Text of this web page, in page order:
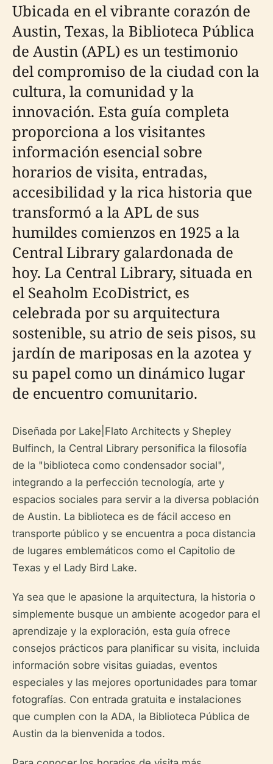
Ubicada en el vibrante corazón de
Austin, Texas, la Biblioteca Pública
de Austin (APL) es un testimonio
del compromiso de la ciudad con la
cultura, la comunidad y la
innovación. Esta guía completa
proporciona a los visitantes
información esencial sobre
horarios de visita, entradas,
accesibilidad y la rica historia que
transformó a la APL de sus
humildes comienzos en 1925 a la
Central Library galardonada de
hoy. La Central Library, situada en
el Seaholm EcoDistrict, es
celebrada por su arquitectura
sostenible, su atrio de seis pisos, su
jardín de mariposas en la azotea y
su papel como un dinámico lugar
de encuentro comunitario.
Diseñada por Lake|Flato Architects y Shepley
Bulfinch, la Central Library personifica la filosofía
de la "biblioteca como condensador social",
integrando a la perfección tecnología, arte y
espacios sociales para servir a la diversa población
de Austin. La biblioteca es de fácil acceso en
transporte público y se encuentra a poca distancia
de lugares emblemáticos como el Capitolio de
Texas y el Lady Bird Lake.
Ya sea que le apasione la arquitectura, la historia o
simplemente busque un ambiente acogedor para el
aprendizaje y la exploración, esta guía ofrece
consejos prácticos para planificar su visita, incluida
información sobre visitas guiadas, eventos
especiales y las mejores oportunidades para tomar
fotografías. Con entrada gratuita e instalaciones
que cumplen con la ADA, la Biblioteca Pública de
Austin da la bienvenida a todos.